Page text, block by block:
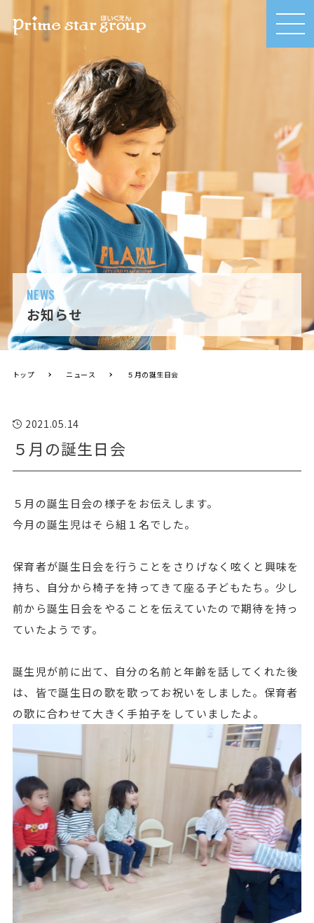
MEN
U
NEWS
お知らせ
トップ ニュース ５月の誕生日会
2021.05.14
５月の誕生日会
５月の誕生日会の様子をお伝えします。
今月の誕生児はそら組１名でした。
保育者が誕生日会を行うことをさりげなく呟くと興味を
持ち、自分から椅子を持ってきて座る子どもたち。少し
前から誕生日会をやることを伝えていたので期待を持っ
ていたようです。
誕生児が前に出て、自分の名前と年齢を話してくれた後
は、皆で誕生日の歌を歌ってお祝いをしました。保育者
の歌に合わせて大きく手拍子をしていましたよ。